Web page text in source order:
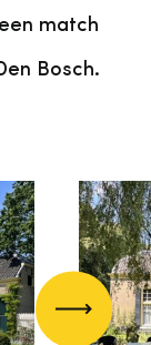
match
Bosch.